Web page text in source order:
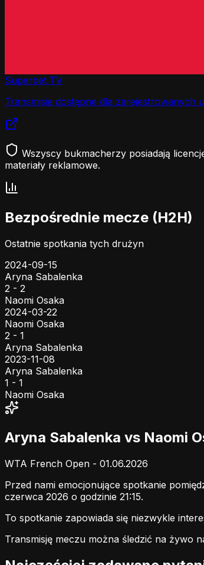
Superbet TV
Transmisje dostępne dla zarejestrowanych
Wszyscy bukmacherzy posiadają
materiały reklamowe.
Bezpośrednie mecze (H2H)
Ostatnie spotkania tych drużyn
2024-09-15
Aryna Sabalenka
2 - 2
Naomi Osaka
2024-03-22
Naomi Osaka
2 - 1
Aryna Sabalenka
2023-11-08
Aryna Sabalenka
1 - 1
Naomi Osaka
Aryna Sabalenka vs Naomi
WTA French Open - 01.06.2026
Przed nami emocjonujące spotkanie
czerwca 2026 o godzinie 21:15.
To spotkanie zapowiada się niezwykle
Transmisję meczu można śledzić na żywo